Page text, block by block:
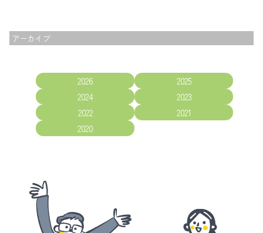
アーカイブ
2026
2025
2024
2023
2022
2021
2020